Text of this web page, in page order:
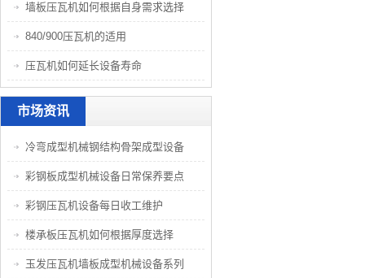
墙板压瓦机如何根据自身需求选择
840/900压瓦机的适用
压瓦机如何延长设备寿命
市场资讯
冷弯成型机械钢结构骨架成型设备
彩钢板成型机械设备日常保养要点
彩钢压瓦机设备每日收工维护
楼承板压瓦机如何根据厚度选择
玉发压瓦机墙板成型机械设备系列